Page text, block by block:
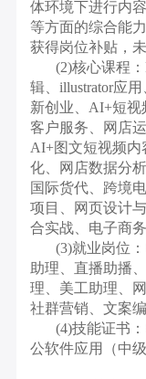
体环境下进行内
等方面的综合能
获得岗位补贴，
(2)核心课程
辑、illustrator应
新创业、AI+短视
客户服务、网店
AI+图文短视频
化、网店数据分
国际货代、跨境
项目、网页设计
合实战、电子商
(3)就业岗位
助理、直播助播
理、美工助理、
社群营销、文案
(4)技能证书
公软件应用（中